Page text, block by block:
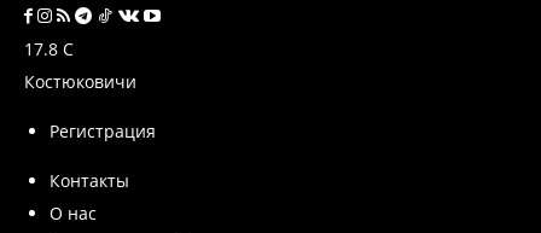
17.8 C
Костюковичи
Регистрация
Контакты
О нас